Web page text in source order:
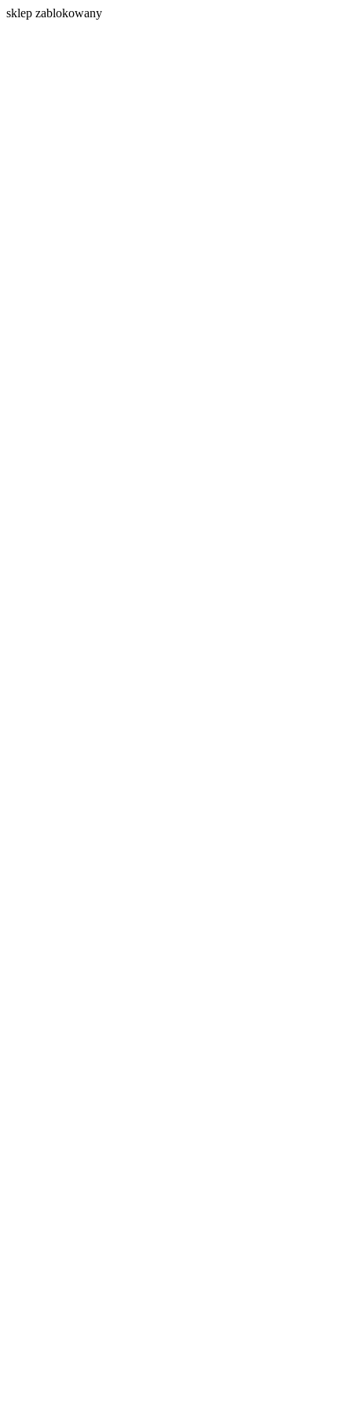
sklep zablokowany